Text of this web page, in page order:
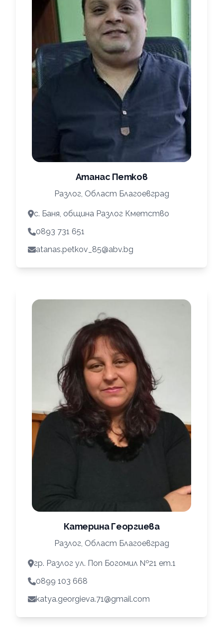
Атанас Петков
Разлог, Област Благоевград
с. Баня, община Разлог Кметство
0893 731 651
atanas.petkov_85@abv.bg
Катерина Георгиева
Разлог, Област Благоевград
гр. Разлог ул. Поп Богомил №21 ет.1
0899 103 668
katya.georgieva.71@gmail.com